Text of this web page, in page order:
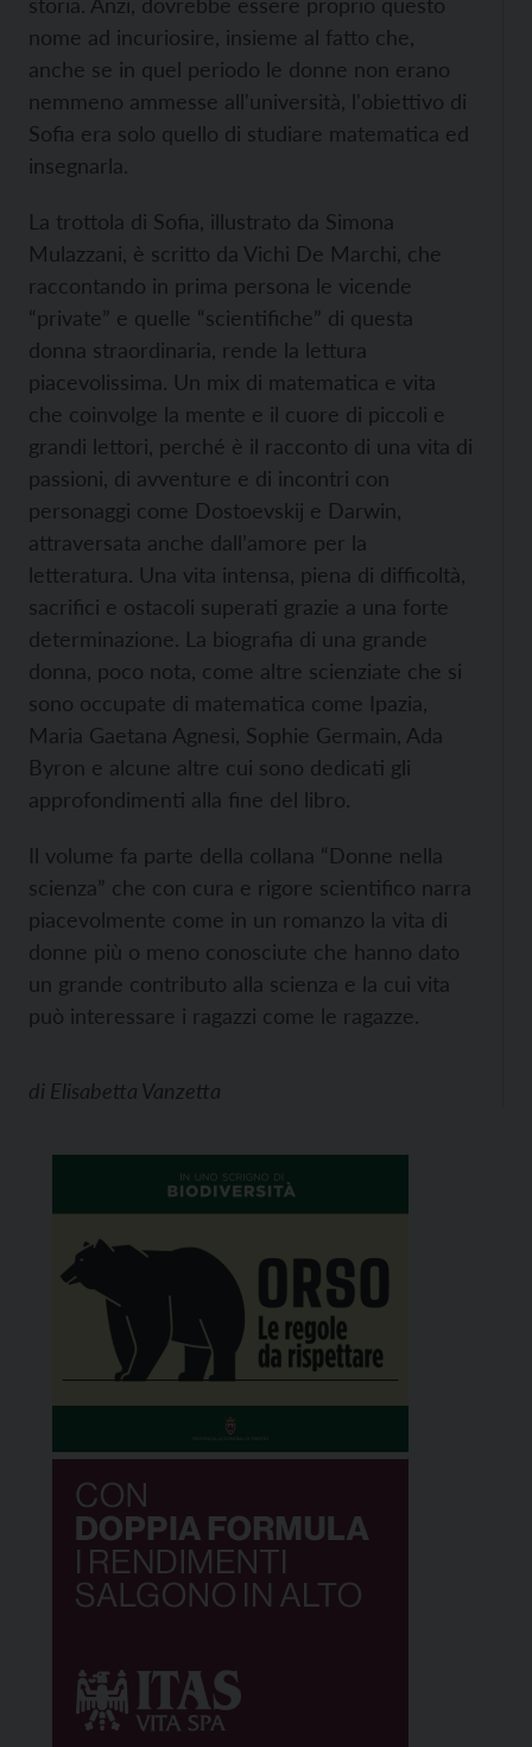
nome ad incuriosire, insieme al fatto che,
anche se in quel periodo le donne non erano
nemmeno ammesse all'università, l'obiettivo di
Sofia era solo quello di studiare matematica ed
insegnarla.
La trottola di Sofia, illustrato da Simona
Mulazzani, è scritto da Vichi De Marchi, che
raccontando in prima persona le vicende
“private” e quelle “scientifiche” di questa
donna straordinaria, rende la lettura
piacevolissima. Un mix di matematica e vita
che coinvolge la mente e il cuore di piccoli e
grandi lettori, perché è il racconto di una vita di
passioni, di avventure e di incontri con
personaggi come Dostoevskij e Darwin,
attraversata anche dall’amore per la
letteratura. Una vita intensa, piena di difficoltà,
sacrifici e ostacoli superati grazie a una forte
determinazione. La biografia di una grande
donna, poco nota, come altre scienziate che si
sono occupate di matematica come Ipazia,
Maria Gaetana Agnesi, Sophie Germain, Ada
Byron e alcune altre cui sono dedicati gli
approfondimenti alla fine del libro.
Il volume fa parte della collana “Donne nella
scienza” che con cura e rigore scientifico narra
piacevolmente come in un romanzo la vita di
donne più o meno conosciute che hanno dato
un grande contributo alla scienza e la cui vita
può interessare i ragazzi come le ragazze.
di Elisabetta Vanzetta